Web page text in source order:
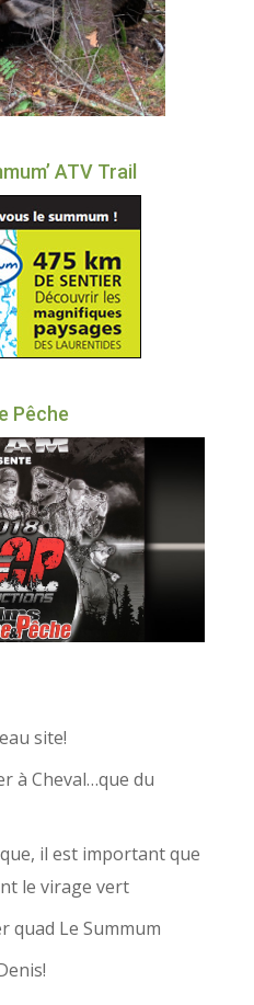
ATV Trail
Pêche
site!
à Cheval…que du
il est important que
le virage vert
quad Le Summum